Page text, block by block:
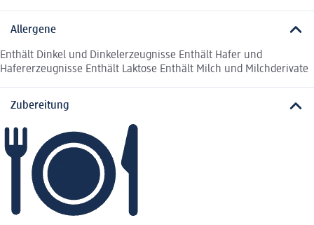
Allergene
Enthält Dinkel und Dinkelerzeugnisse Enthält Hafer und
Hafererzeugnisse Enthält Laktose Enthält Milch und Milchderivate
Zubereitung